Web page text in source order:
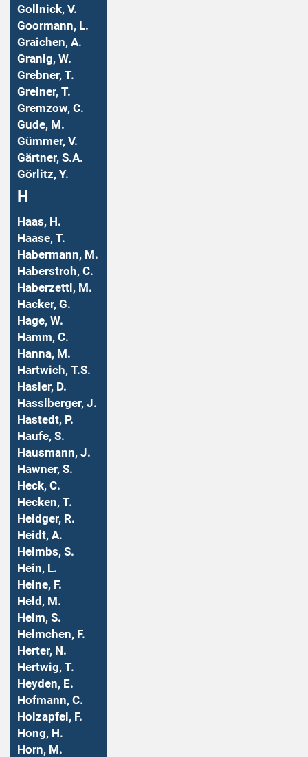
Gollnick, V.
Goormann, L.
Graichen, A.
Granig, W.
Grebner, T.
Greiner, T.
Gremzow, C.
Gude, M.
Gümmer, V.
Gärtner, S.A.
Görlitz, Y.
H
Haas, H.
Haase, T.
Habermann, M.
Haberstroh, C.
Haberzettl, M.
Hacker, G.
Hage, W.
Hamm, C.
Hanna, M.
Hartwich, T.S.
Hasler, D.
Hasslberger, J.
Hastedt, P.
Haufe, S.
Hausmann, J.
Hawner, S.
Heck, C.
Hecken, T.
Heidger, R.
Heidt, A.
Heimbs, S.
Hein, L.
Heine, F.
Held, M.
Helm, S.
Helmchen, F.
Herter, N.
Hertwig, T.
Heyden, E.
Hofmann, C.
Holzapfel, F.
Hong, H.
Horn, M.